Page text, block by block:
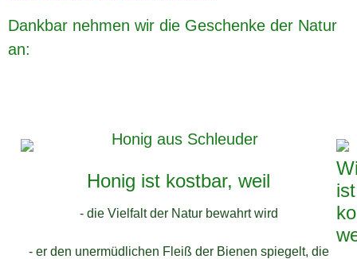
Dankbar nehmen wir die Geschenke der Natur
an:
Honig ist kostbar, weil
- die Vielfalt der Natur bewahrt wird
- er den unermüdlichen Fleiß der Bienen spiegelt, die
ist